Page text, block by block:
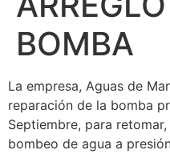
BOMBA
La empresa, Aguas de
reparación de la bomba
Septiembre, para
bombeo de agua a